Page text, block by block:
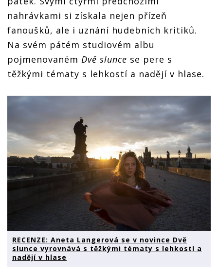
nahrávkami si získala nejen přízeň
fanoušků, ale i uznání hudebních kritiků.
Na svém pátém studiovém albu
pojmenovaném Dvě slunce se pere s
těžkými tématy s lehkostí a nadějí v hlase.
RECENZE: Aneta Langerová se v novince Dvě
slunce vyrovnává s těžkými tématy s lehkostí a
nadějí v hlase